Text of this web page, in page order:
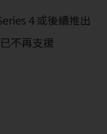
4 或後續推出
不再支援